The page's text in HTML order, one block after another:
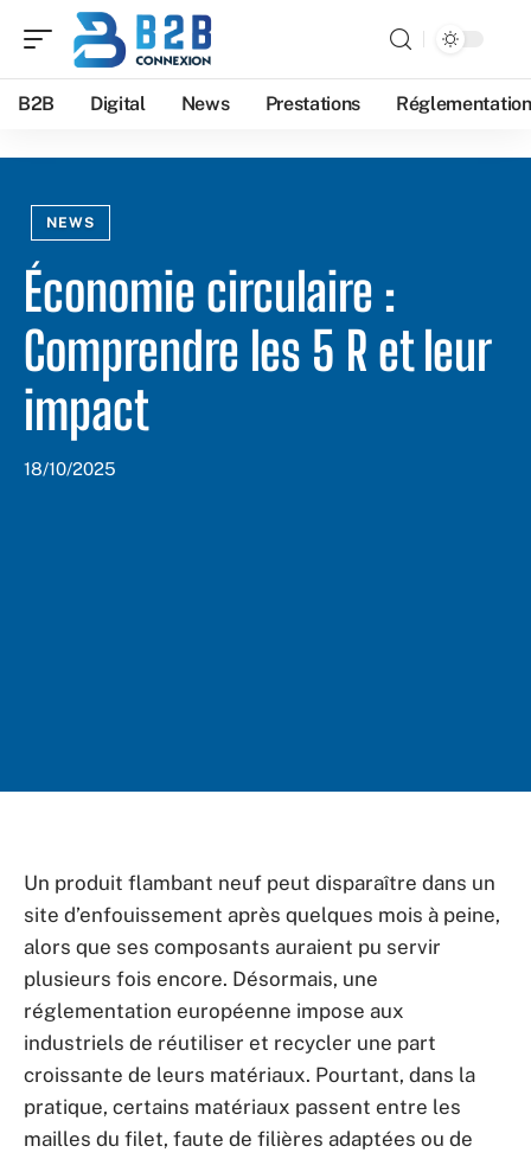
B2B Digital News Prestations Réglementation
NEWS
Économie circulaire :
Comprendre les 5 R et leur
impact
18/10/2025
Un produit flambant neuf peut disparaître dans un
site d’enfouissement après quelques mois à peine,
alors que ses composants auraient pu servir
plusieurs fois encore. Désormais, une
réglementation européenne impose aux
industriels de réutiliser et recycler une part
croissante de leurs matériaux. Pourtant, dans la
pratique, certains matériaux passent entre les
mailles du filet, faute de filières adaptées ou de